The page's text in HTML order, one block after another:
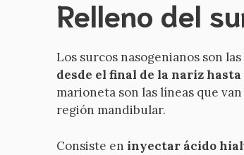
Relleno del
Los surcos nasogenianos son las
desde el final de la nariz
marioneta son las líneas que
región mandibular.
Consiste en inyectar ácido